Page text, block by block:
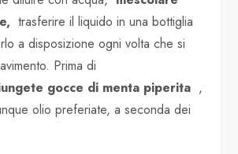
trasferire il liquido in una bottiglia
a disposizione ogni volta che si
Prima di
gocce di menta piperita ,
olio preferiate, a seconda dei